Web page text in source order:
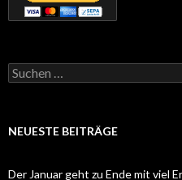
Suchen
nach:
NEUESTE BEITRÄGE
Der Januar geht zu Ende mit viel